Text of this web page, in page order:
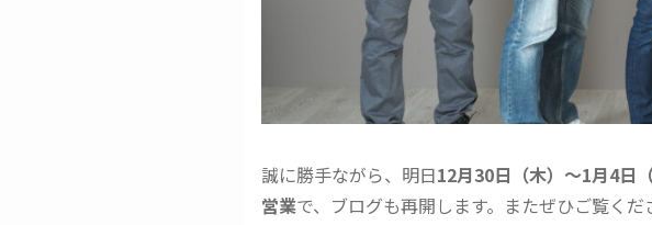
誠に勝手ながら、明日12月30日（木）～1月4日（
営業で、ブログも再開します。またぜひご覧く